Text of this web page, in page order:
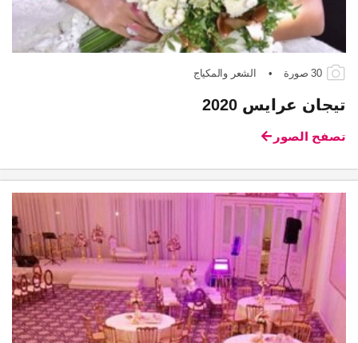
30 صورة • الشعر والمكياج
تيجان عرايس 2020
تصفح الصور